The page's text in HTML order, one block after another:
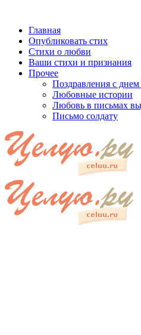
Главная
Опубликовать стих
Стихи о любви
Ваши стихи и признания
Прочее
Поздравления с
Любовные истории
Любовь в письмах
Письмо солдату